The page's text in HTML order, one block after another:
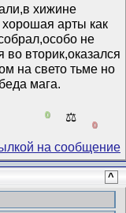
хижине
арты как
не
вторик,оказался
на свето тьме но
мага.
0 ⚖️
0
^